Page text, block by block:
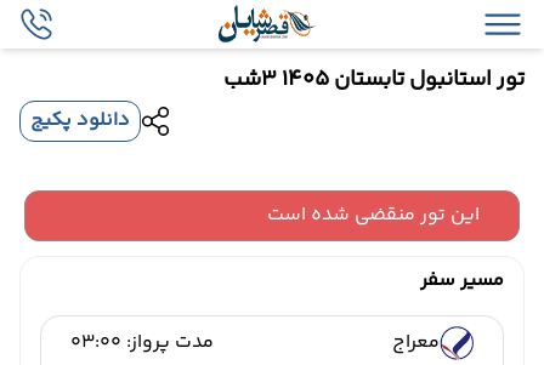
تور استانبول تابستان 1405 3شب
دانلود پکیج
این تور منقضی شده است
مسیر سفر
معراج مدت پرواز: 03:00